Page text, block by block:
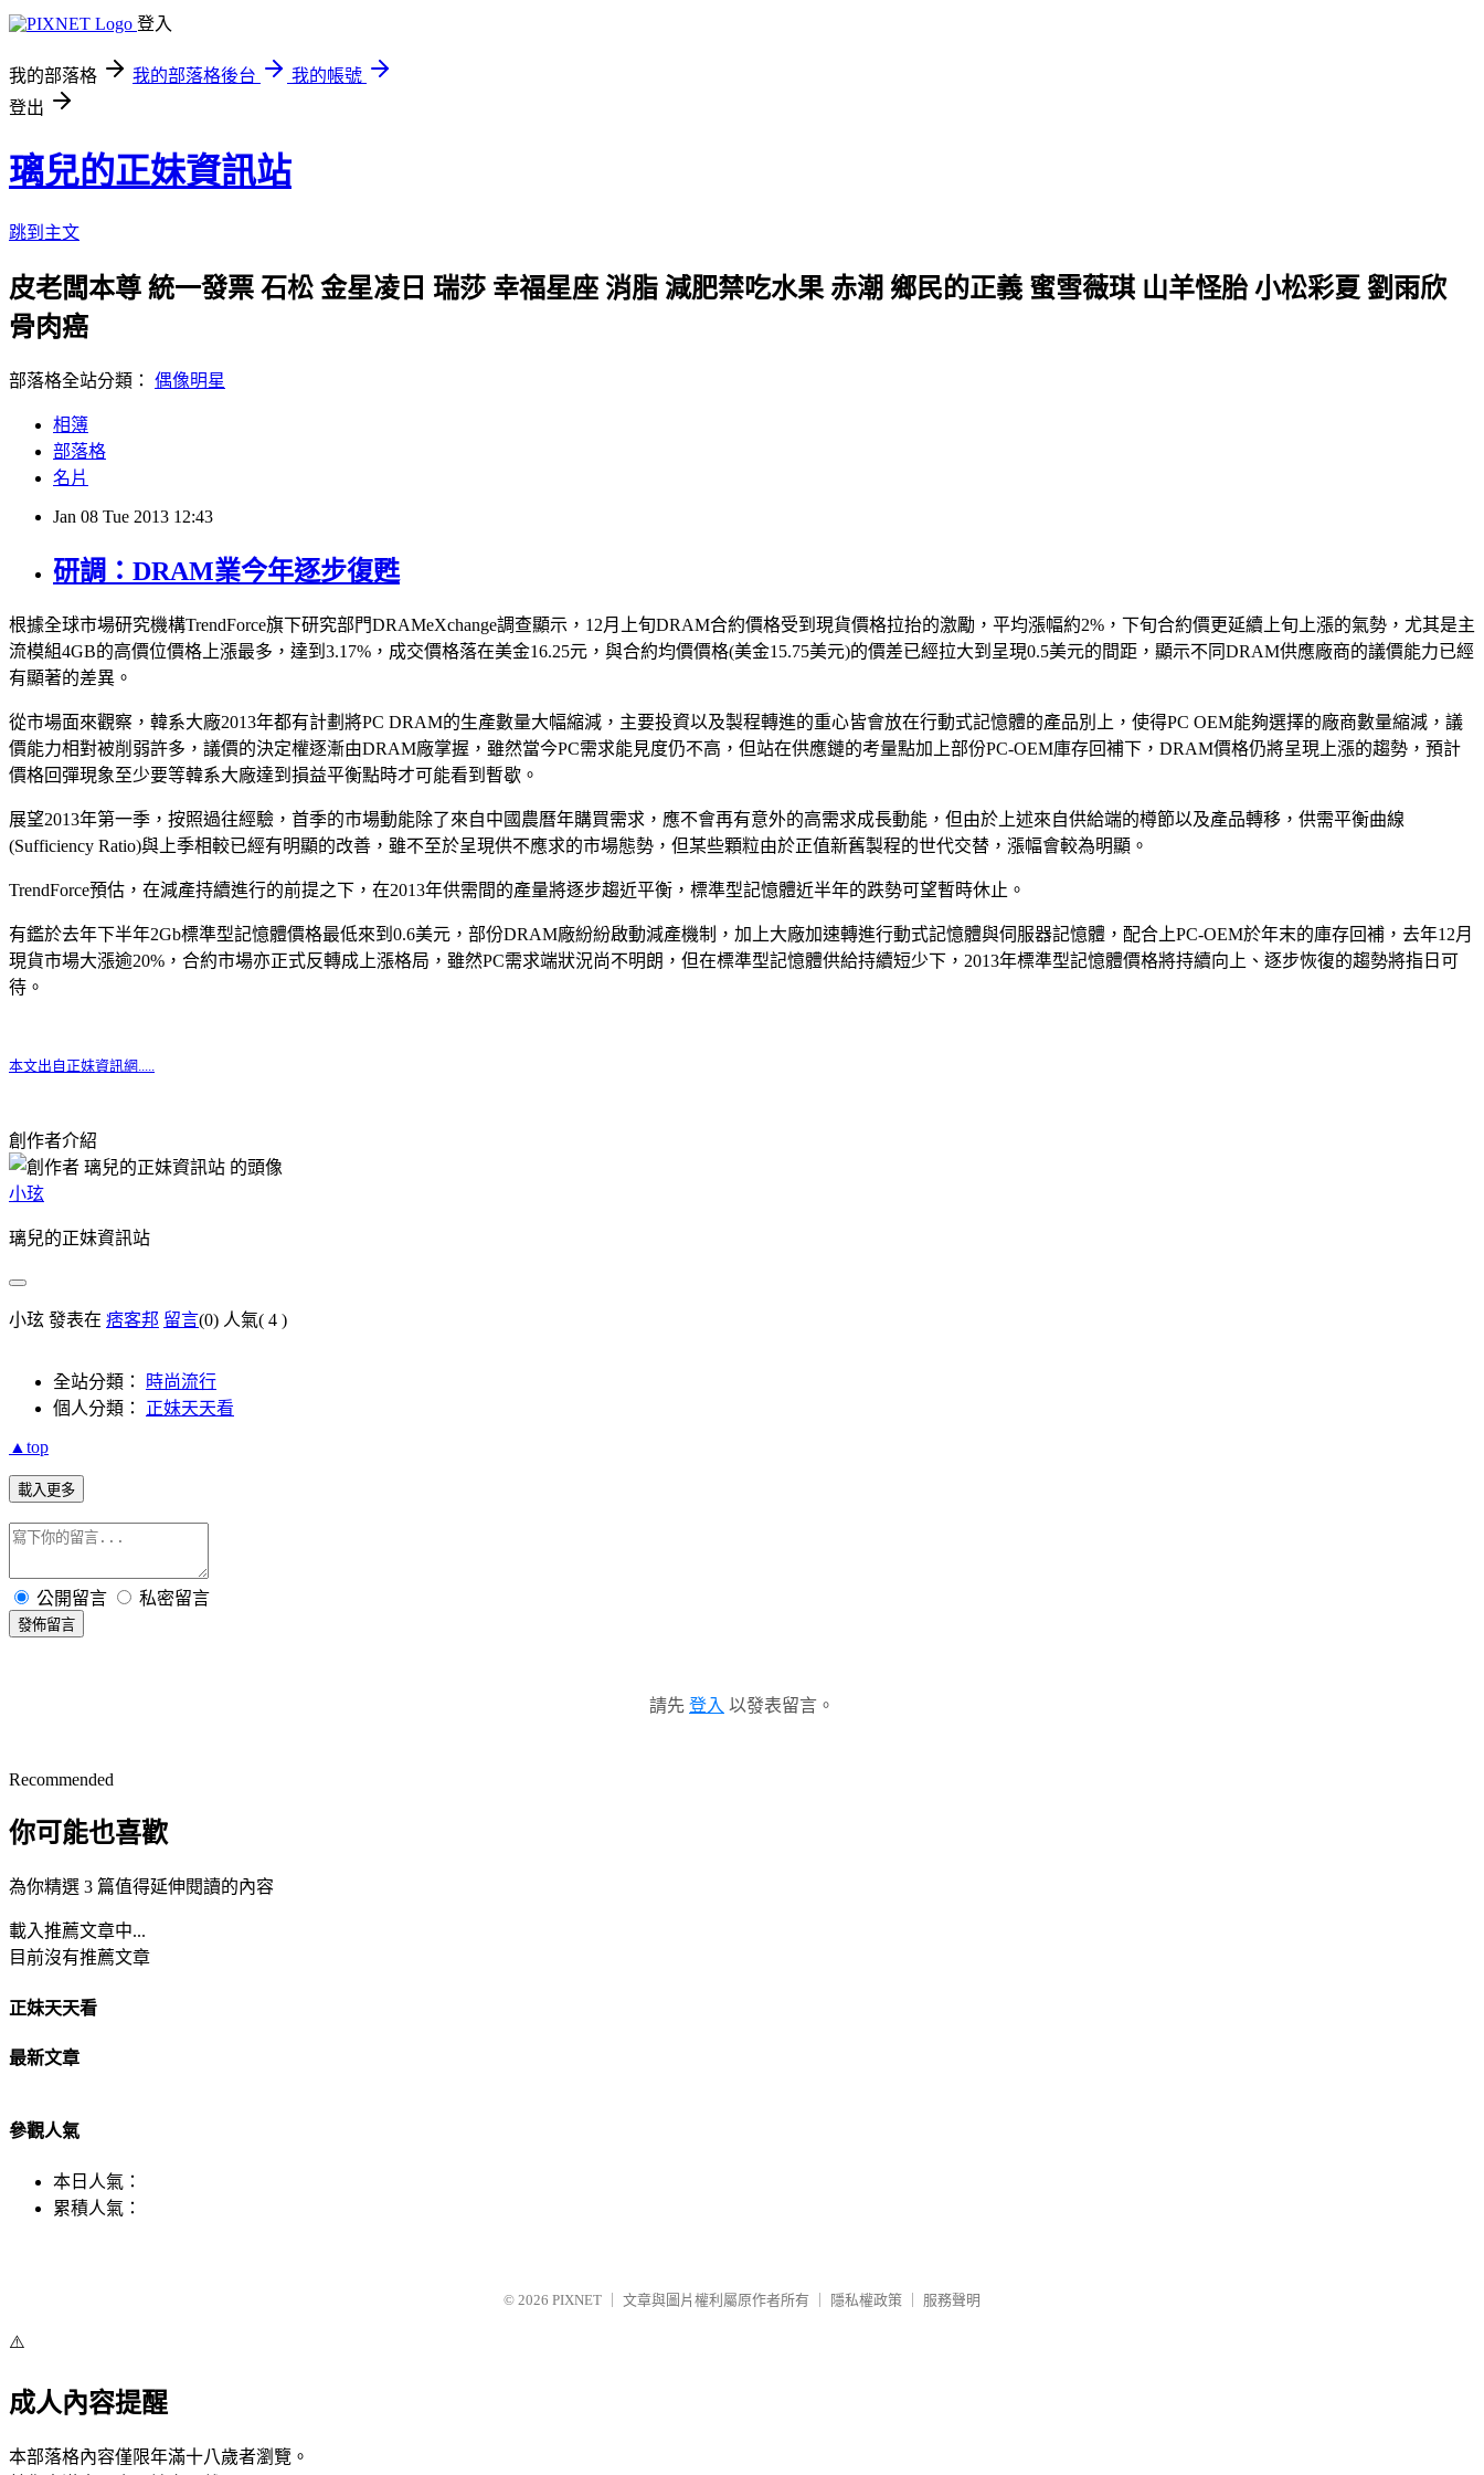
登入
我的部落格 我的部落格後台
我的帳號
登出
璃兒的正妹資訊站
跳到主文
皮老闆本尊 統一發票 石松 金星凌日 瑞莎 幸福星座 消脂 減肥禁吃水果 赤潮 鄉民的正義 蜜雪薇琪 山羊怪胎 小松彩夏 劉雨欣
骨肉癌
部落格全站分類： 偶像明星
相簿
部落格
名片
Jan 08 Tue 2013 12:43
研調：DRAM業今年逐步復甦
根據全球市場研究機構TrendForce旗下研究部門DRAMeXchange調查顯示，12月上旬DRAM合約價格受到現貨價格拉抬的激勵，平均漲幅約2%，下旬合約價更延續上旬上漲的氣勢，尤其是主
流模組4GB的高價位價格上漲最多，達到3.17%，成交價格落在美金16.25元，與合約均價價格(美金15.75美元)的價差已經拉大到呈現0.5美元的間距，顯示不同DRAM供應廠商的議價能力已經
有顯著的差異。
從市場面來觀察，韓系大廠2013年都有計劃將PC DRAM的生產數量大幅縮減，主要投資以及製程轉進的重心皆會放在行動式記憶體的產品別上，使得PC OEM能夠選擇的廠商數量縮減，議
價能力相對被削弱許多，議價的決定權逐漸由DRAM廠掌握，雖然當今PC需求能見度仍不高，但站在供應鏈的考量點加上部份PC-OEM庫存回補下，DRAM價格仍將呈現上漲的趨勢，預計
價格回彈現象至少要等韓系大廠達到損益平衡點時才可能看到暫歇。
展望2013年第一季，按照過往經驗，首季的市場動能除了來自中國農曆年購買需求，應不會再有意外的高需求成長動能，但由於上述來自供給端的樽節以及產品轉移，供需平衡曲線
(Sufficiency Ratio)與上季相較已經有明顯的改善，雖不至於呈現供不應求的市場態勢，但某些顆粒由於正值新舊製程的世代交替，漲幅會較為明顯。
TrendForce預估，在減產持續進行的前提之下，在2013年供需間的產量將逐步趨近平衡，標準型記憶體近半年的跌勢可望暫時休止。
有鑑於去年下半年2Gb標準型記憶體價格最低來到0.6美元，部份DRAM廠紛紛啟動減產機制，加上大廠加速轉進行動式記憶體與伺服器記憶體，配合上PC-OEM於年末的庫存回補，去年12月
現貨市場大漲逾20%，合約市場亦正式反轉成上漲格局，雖然PC需求端狀況尚不明朗，但在標準型記憶體供給持續短少下，2013年標準型記憶體價格將持續向上、逐步恢復的趨勢將指日可
待。
本文出自正妹資訊網.....
創作者介紹
小玹
璃兒的正妹資訊站
小玹 發表在 痞客邦 留言(0) 人氣( 4 )
全站分類：
時尚流行
個人分類： 正妹天天看
▲top
載入更多
公開留言 私密留言
發佈留言
請先 登入 以發表留言。
Recommended
你可能也喜歡
為你精選 3 篇值得延伸閱讀的內容
載入推薦文章中...
目前沒有推薦文章
正妹天天看
最新文章
參觀人氣
本日人氣：
累積人氣：
© 2026 PIXNET 文章與圖片權利屬原作者所有 隱私權政策 服務聲明
⚠️
成人內容提醒
本部落格內容僅限年滿十八歲者瀏覽。